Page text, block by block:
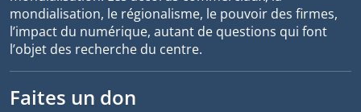
mondialisation, le régionalisme, le pouvoir des firmes,
l’impact du numérique, autant de questions qui font
l’objet des recherche du centre.
Faites un don